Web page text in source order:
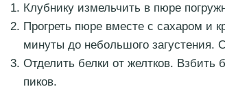
Клубнику измельчить в пюре
Прогреть пюре вместе с сахаром и
минуты до небольшого загустения.
Отделить белки от желтков. Взбить
пиков.